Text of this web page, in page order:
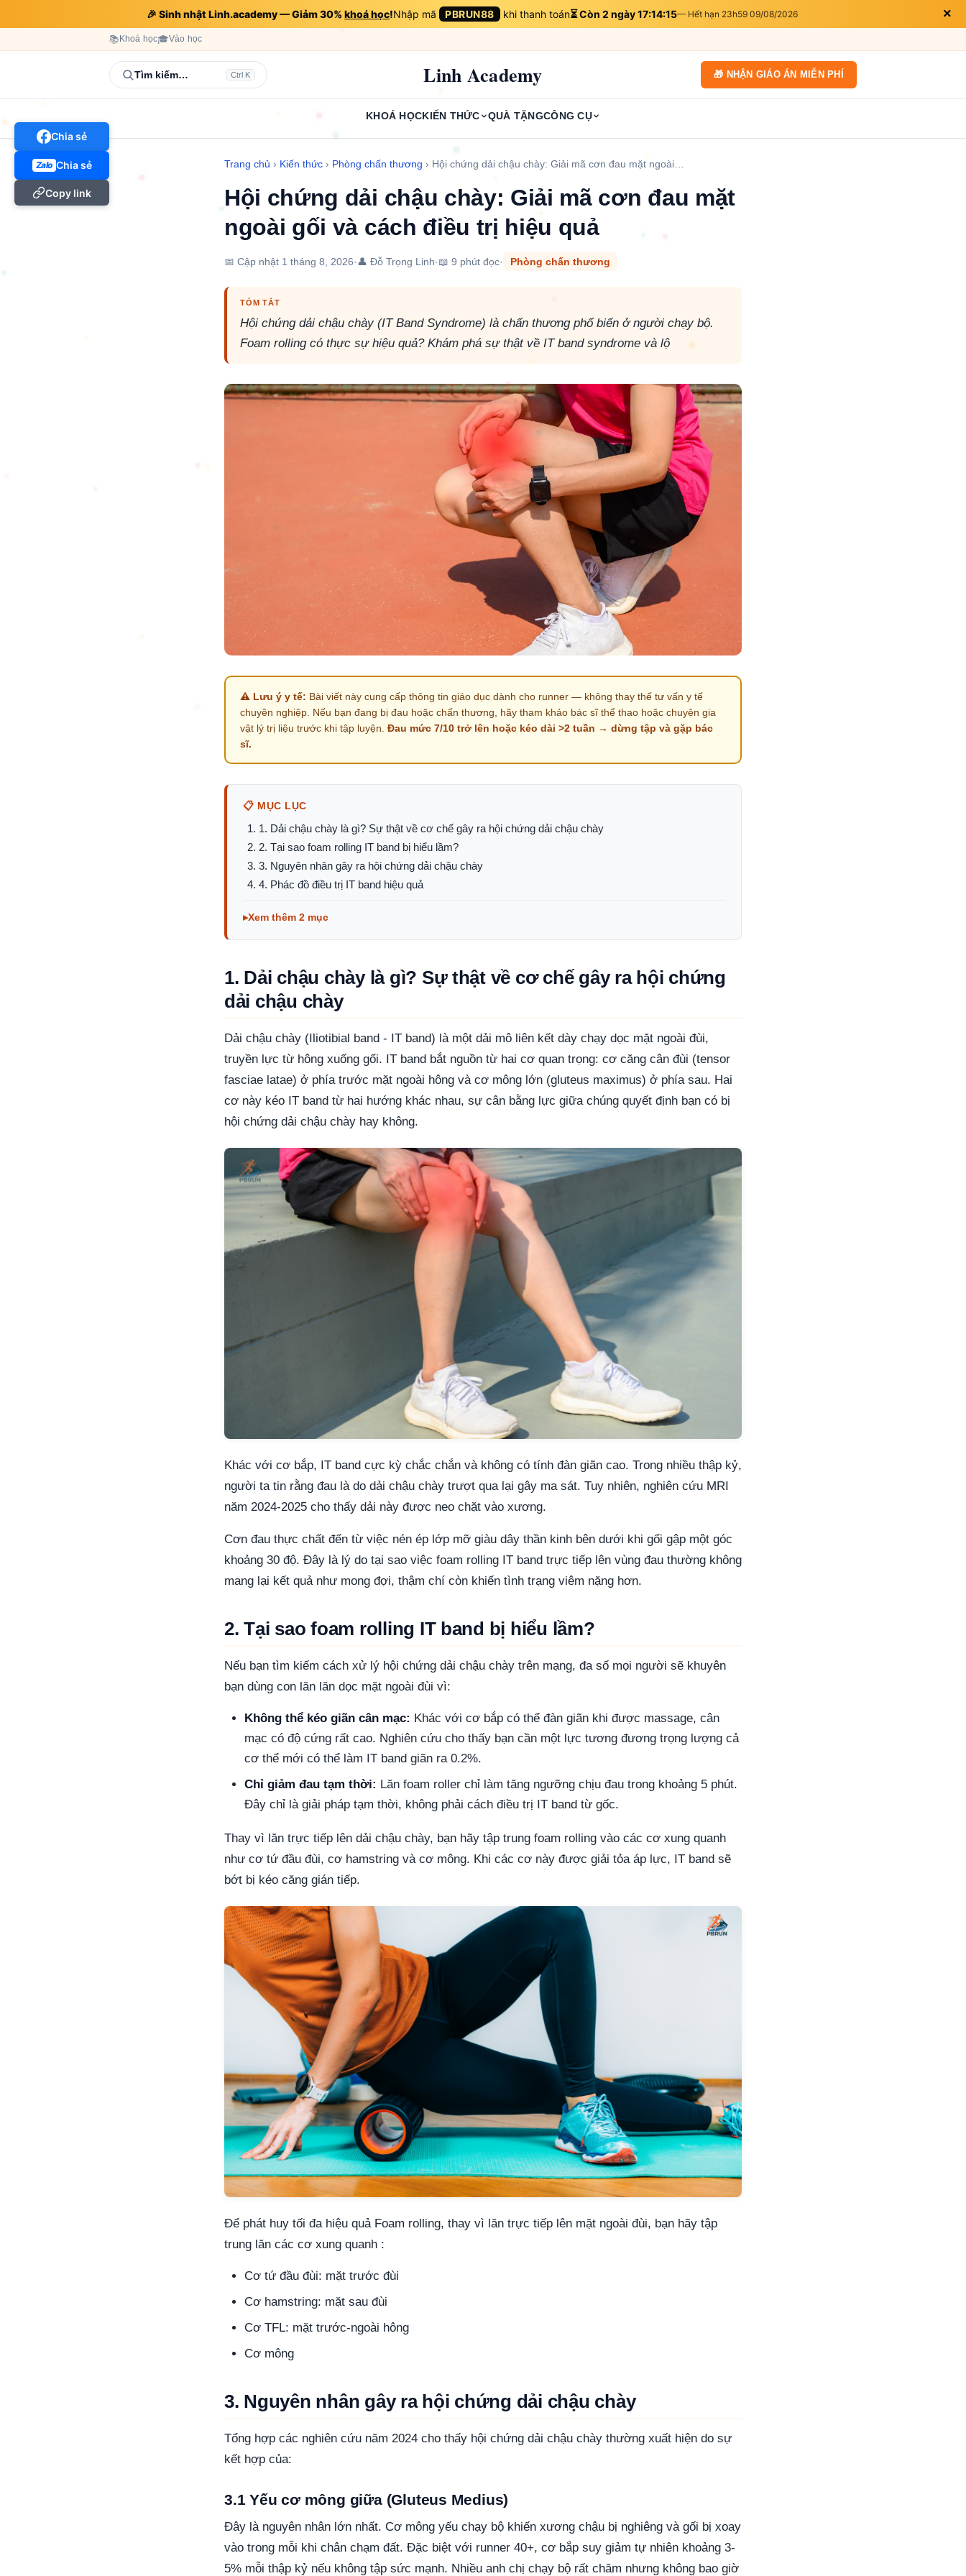
🎉 Sinh nhật Linh.academy — Giảm 30%khoá học!Nhập mã PBRUN88 khi thanh toán⏳ Còn 2 ngày 17:14:13— Hết hạn 23h59 09/08/2026 ×
📚 Khoá học🎓Vào học
Tìm kiếm… Ctrl K Linh Academy 🎁 NHẬN GIÁO ÁN MIỄN PHÍ
KHOÁ HỌCKIẾN THỨC QUÀ TẶNGCÔNG CỤ
Trang chủ › Kiến thức › Phòng chấn thương › Hội chứng dải chậu chày: Giải mã cơn đau mặt ngoài…
Hội chứng dải chậu chày: Giải mã cơn đau mặt
ngoài gối và cách điều trị hiệu quả
📅 Cập nhật 1 tháng 8, 2026·👤 Đỗ Trọng Linh·📖 9 phút đọc· Phòng chấn thương
TÓM TẮT
Hội chứng dải chậu chày (IT Band Syndrome) là chấn thương phổ biến ở người chạy bộ.
Foam rolling có thực sự hiệu quả? Khám phá sự thật về IT band syndrome và lộ
⚠️ Lưu ý y tế: Bài viết này cung cấp thông tin giáo dục dành cho runner — không thay thế tư vấn y tế
chuyên nghiệp. Nếu bạn đang bị đau hoặc chấn thương, hãy tham khảo bác sĩ thể thao hoặc chuyên gia
vật lý trị liệu trước khi tập luyện. Đau mức 7/10 trở lên hoặc kéo dài >2 tuần → dừng tập và gặp bác
sĩ.
📋 MỤC LỤC
1. Dải chậu chày là gì? Sự thật về cơ chế gây ra hội chứng dải chậu chày
2. Tại sao foam rolling IT band bị hiểu lầm?
3. Nguyên nhân gây ra hội chứng dải chậu chày
4. Phác đồ điều trị IT band hiệu quả
Xem thêm 2 mục
1. Dải chậu chày là gì? Sự thật về cơ chế gây ra hội chứng
dải chậu chày
Dải chậu chày (Iliotibial band - IT band) là một dải mô liên kết dày chạy dọc mặt ngoài đùi,
truyền lực từ hông xuống gối. IT band bắt nguồn từ hai cơ quan trọng: cơ căng cân đùi (tensor
fasciae latae) ở phía trước mặt ngoài hông và cơ mông lớn (gluteus maximus) ở phía sau. Hai
cơ này kéo IT band từ hai hướng khác nhau, sự cân bằng lực giữa chúng quyết định bạn có bị
hội chứng dải chậu chày hay không.
Khác với cơ bắp, IT band cực kỳ chắc chắn và không có tính đàn giãn cao. Trong nhiều thập kỷ,
người ta tin rằng đau là do dải chậu chày trượt qua lại gây ma sát. Tuy nhiên, nghiên cứu MRI
năm 2024-2025 cho thấy dải này được neo chặt vào xương.
Cơn đau thực chất đến từ việc nén ép lớp mỡ giàu dây thần kinh bên dưới khi gối gập một góc
khoảng 30 độ. Đây là lý do tại sao việc foam rolling IT band trực tiếp lên vùng đau thường không
mang lại kết quả như mong đợi, thậm chí còn khiến tình trạng viêm nặng hơn.
2. Tại sao foam rolling IT band bị hiểu lầm?
Nếu bạn tìm kiếm cách xử lý hội chứng dải chậu chày trên mạng, đa số mọi người sẽ khuyên
bạn dùng con lăn lăn dọc mặt ngoài đùi vì:
Không thể kéo giãn cân mạc: Khác với cơ bắp có thể đàn giãn khi được massage, cân
mạc có độ cứng rất cao. Nghiên cứu cho thấy bạn cần một lực tương đương trọng lượng cả
cơ thể mới có thể làm IT band giãn ra 0.2%.
Chỉ giảm đau tạm thời: Lăn foam roller chỉ làm tăng ngưỡng chịu đau trong khoảng 5 phút.
Đây chỉ là giải pháp tạm thời, không phải cách điều trị IT band từ gốc.
Thay vì lăn trực tiếp lên dải chậu chày, bạn hãy tập trung foam rolling vào các cơ xung quanh
như cơ tứ đầu đùi, cơ hamstring và cơ mông. Khi các cơ này được giải tỏa áp lực, IT band sẽ
bớt bị kéo căng gián tiếp.
Để phát huy tối đa hiệu quả Foam rolling, thay vì lăn trực tiếp lên mặt ngoài đùi, bạn hãy tập
trung lăn các cơ xung quanh :
Cơ tứ đầu đùi: mặt trước đùi
Cơ hamstring: mặt sau đùi
Cơ TFL: mặt trước-ngoài hông
Cơ mông
3. Nguyên nhân gây ra hội chứng dải chậu chày
Tổng hợp các nghiên cứu năm 2024 cho thấy hội chứng dải chậu chày thường xuất hiện do sự
kết hợp của:
3.1 Yếu cơ mông giữa (Gluteus Medius)
Đây là nguyên nhân lớn nhất. Cơ mông yếu chạy bộ khiến xương chậu bị nghiêng và gối bị xoay
vào trong mỗi khi chân chạm đất. Đặc biệt với runner 40+, cơ bắp suy giảm tự nhiên khoảng 3-
5% mỗi thập kỷ nếu không tập sức mạnh. Nhiều anh chị chạy bộ rất chăm nhưng không bao giờ
Chia sẻ
Zalo Chia sẻ
Copy link